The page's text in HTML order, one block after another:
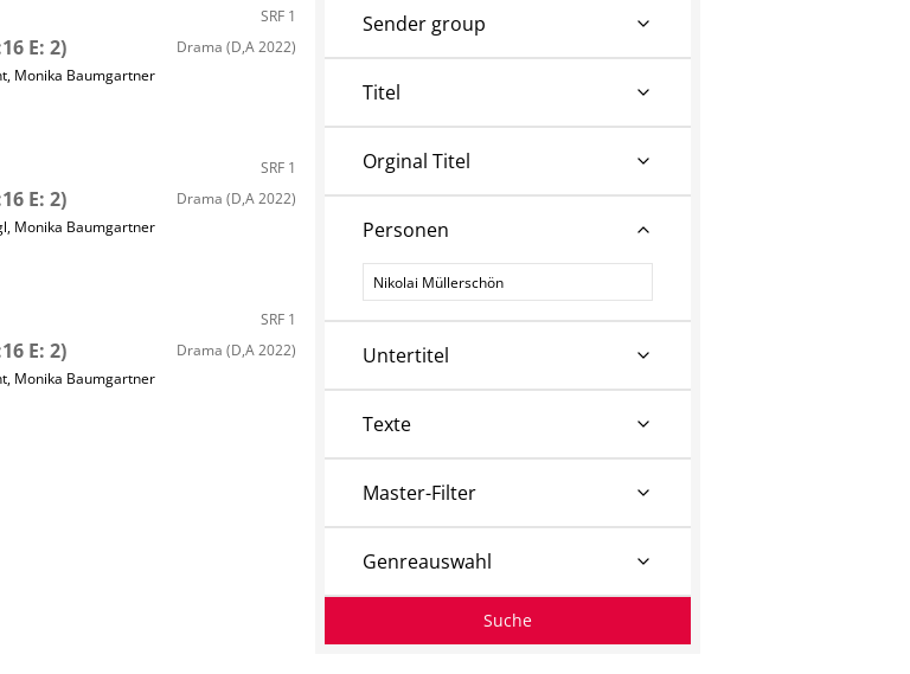
SRF 1
E: 2) Drama (D,A 2022)
, Monika Baumgartner
SRF 1
E: 2) Drama (D,A 2022)
, Monika Baumgartner
SRF 1
E: 2) Drama (D,A 2022)
, Monika Baumgartner
Sender group
Titel
Orginal Titel
Personen
Personen
Untertitel
Texte
Master-Filter
Genreauswahl
Suche